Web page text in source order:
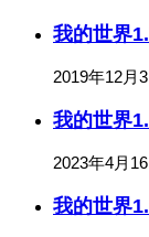
我的世界
2019年12月
我的世界
2023年4月
我的世界